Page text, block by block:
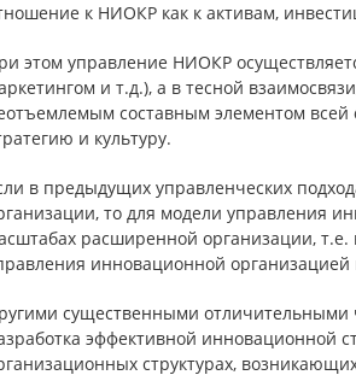
к НИОКР как к активам,
этом управление НИОКР
и т.д.), а в тесной
составным элементом
и культуру.
в предыдущих управленческих
то для модели управления
расширенной организации, т.е.
инновационной
существенными отличительными
эффективной инновационной
структурах,